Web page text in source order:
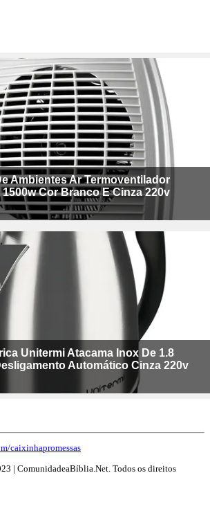
caixinhapromessas
| ComunidadeaBíblia.Net. Todos os direitos